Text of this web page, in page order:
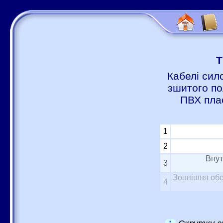
Кабелі
зшитого
ПВХ
1
2
3
4
Зовнішня